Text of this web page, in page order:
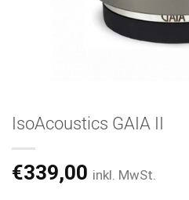
IsoAcoustics GAIA II
€339,00 inkl. MwSt.